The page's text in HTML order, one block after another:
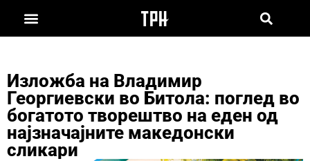
Изложба на Владимир
Георгиевски во Битола: поглед во
богатото творештво на еден од
најзначајните македонски
сликари